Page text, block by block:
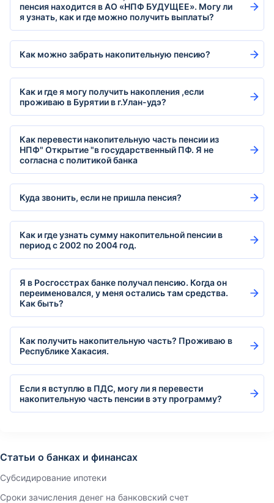
пенсия находится в АО «НПФ БУДУЩЕЕ». Могу ли
я узнать, как и где можно получить выплаты?
Как можно забрать накопительную пенсию?
Как и где я могу получить накопления ,если
проживаю в Бурятии в г.Улан-удэ?
Как перевести накопительную часть пенсии из
НПФ" Открытие "в государственный ПФ. Я не
согласна с политикой банка
Куда звонить, если не пришла пенсия?
Как и где узнать сумму накопительной пенсии в
период с 2002 по 2004 год.
Я в Росгосстрах банке получал пенсию. Когда он
переименовался, у меня остались там средства.
Как быть?
Как получить накопительную часть? Проживаю в
Республике Хакасия.
Если я вступлю в ПДС, могу ли я перевести
накопительную часть пенсии в эту программу?
Статьи о банках и финансах
Субсидирование ипотеки
Сроки зачисления денег на банковский счет